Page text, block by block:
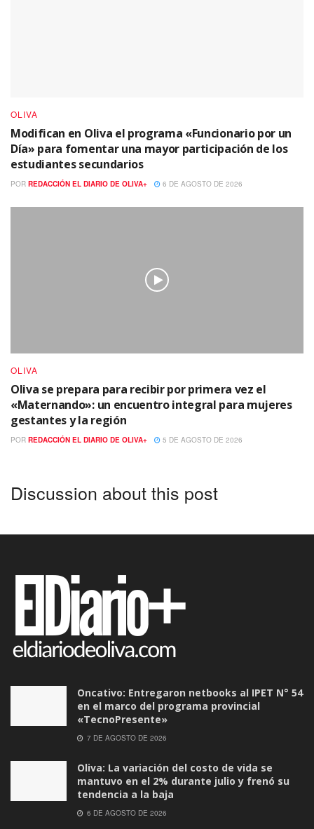
OLIVA
Modifican en Oliva el programa «Funcionario por un
Día» para fomentar una mayor participación de los
estudiantes secundarios
POR REDACCIÓN EL DIARIO DE OLIVA+ 6 DE AGOSTO DE 2026
OLIVA
Oliva se prepara para recibir por primera vez el
«Maternando»: un encuentro integral para mujeres
gestantes y la región
POR REDACCIÓN EL DIARIO DE OLIVA+ 5 DE AGOSTO DE 2026
Discussion about this post
Oncativo: Entregaron netbooks al IPET N° 54
en el marco del programa provincial
«TecnoPresente»
7 DE AGOSTO DE 2026
Oliva: La variación del costo de vida se
mantuvo en el 2% durante julio y frenó su
tendencia a la baja
6 DE AGOSTO DE 2026